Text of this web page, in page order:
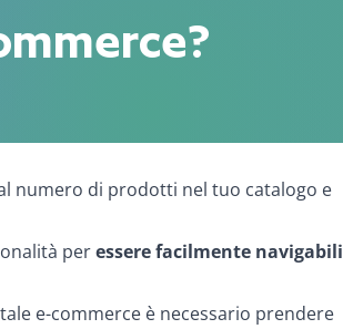
numero di prodotti nel tuo catalogo e
peressere facilmente navigabili
e-commerce è necessario prendere